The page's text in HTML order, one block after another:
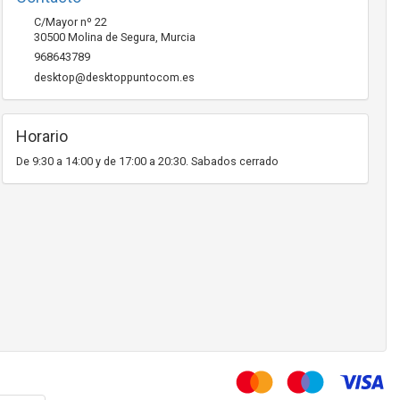
C/Mayor nº 22
30500 Molina de Segura, Murcia
968643789
desktop@desktoppuntocom.es
Horario
De 9:30 a 14:00 y de 17:00 a 20:30. Sabados cerrado